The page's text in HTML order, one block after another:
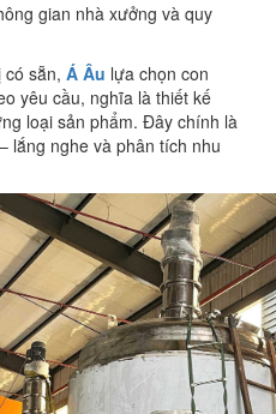
gian nhà xưởng và quy
sẵn, Á Âu lựa chọn con
yêu cầu, nghĩa là thiết kế
loại sản phẩm. Đây chính là
lắng nghe và phân tích nhu